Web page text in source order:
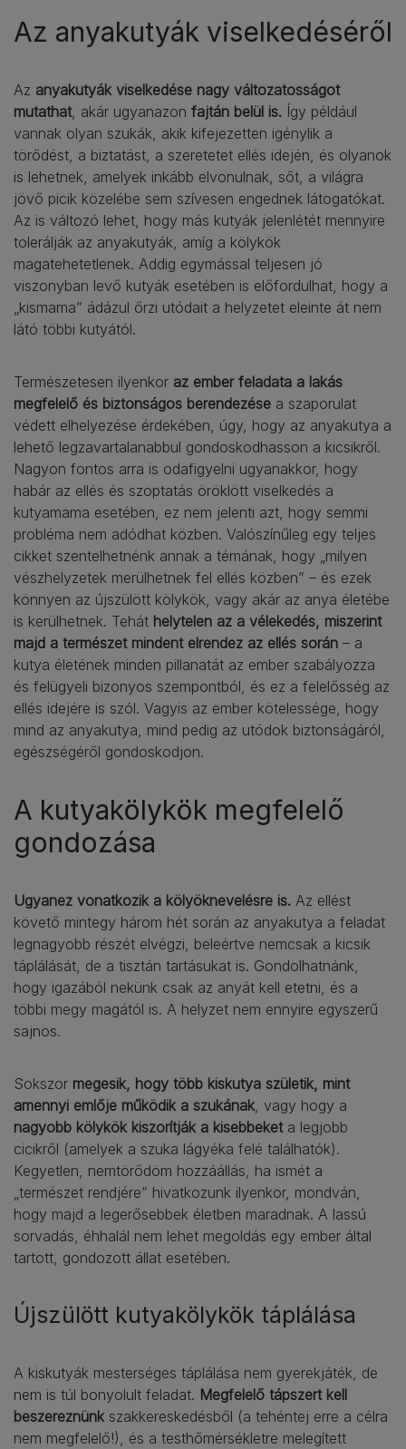
Az anyakutyák viselkedéséről
Az anyakutyák viselkedése nagy változatosságot
mutathat, akár ugyanazon fajtán belül is. Így például
vannak olyan szukák, akik kifejezetten igénylik a
törődést, a biztatást, a szeretetet ellés idején, és olyanok
is lehetnek, amelyek inkább elvonulnak, sőt, a világra
jövő picik közelébe sem szívesen engednek látogatókat.
Az is változó lehet, hogy más kutyák jelenlétét mennyire
tolerálják az anyakutyák, amíg a kölykök
magatehetetlenek. Addig egymással teljesen jó
viszonyban levő kutyák esetében is előfordulhat, hogy a
„kismama” ádázul őrzi utódait a helyzetet eleinte át nem
látó többi kutyától.
Természetesen ilyenkor az ember feladata a lakás
megfelelő és biztonságos berendezése a szaporulat
védett elhelyezése érdekében, úgy, hogy az anyakutya a
lehető legzavartalanabbul gondoskodhasson a kicsikről.
Nagyon fontos arra is odafigyelni ugyanakkor, hogy
habár az ellés és szoptatás öröklött viselkedés a
kutyamama esetében, ez nem jelenti azt, hogy semmi
probléma nem adódhat közben. Valószínűleg egy teljes
cikket szentelhetnénk annak a témának, hogy „milyen
vészhelyzetek merülhetnek fel ellés közben” – és ezek
könnyen az újszülött kölykök, vagy akár az anya életébe
is kerülhetnek. Tehát helytelen az a vélekedés, miszerint
majd a természet mindent elrendez az ellés során – a
kutya életének minden pillanatát az ember szabályozza
és felügyeli bizonyos szempontból, és ez a felelősség az
ellés idejére is szól. Vagyis az ember kötelessége, hogy
mind az anyakutya, mind pedig az utódok biztonságáról,
egészségéről gondoskodjon.
A kutyakölykök megfelelő
gondozása
Ugyanez vonatkozik a kölyöknevelésre is. Az ellést
követő mintegy három hét során az anyakutya a feladat
legnagyobb részét elvégzi, beleértve nemcsak a kicsik
táplálását, de a tisztán tartásukat is. Gondolhatnánk,
hogy igazából nekünk csak az anyát kell etetni, és a
többi megy magától is. A helyzet nem ennyire egyszerű
sajnos.
Sokszor megesik, hogy több kiskutya születik, mint
amennyi emlője működik a szukának , vagy hogy a
nagyobb kölykök kiszorítják a kisebbeketa legjobb
cicikről (amelyek a szuka lágyéka felé találhatók).
Kegyetlen, nemtörődöm hozzáállás, ha ismét a
„természet rendjére” hivatkozunk ilyenkor, mondván,
hogy majd a legerősebbek életben maradnak. A lassú
sorvadás, éhhalál nem lehet megoldás egy ember által
tartott, gondozott állat esetében.
Újszülött kutyakölykök táplálása
A kiskutyák mesterséges táplálása nem gyerekjáték, de
nem is túl bonyolult feladat. Megfelelő tápszert kell
beszereznünk szakkereskedésből (a tehéntej erre a célra
nem megfelelő!), és a testhőmérsékletre melegített